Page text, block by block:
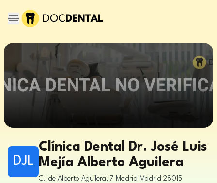
DJL
Clínica Dental Dr. José Luis
Mejía Alberto Aguilera
C. de Alberto Aguilera, 7 Madrid Madrid 28015